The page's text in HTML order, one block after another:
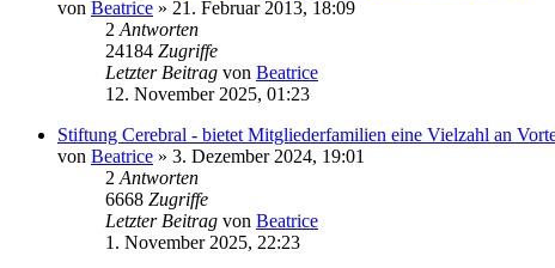
von Beatrice » 21. Februar 2013, 18:09
2 Antworten
24184 Zugriffe
Letzter Beitrag von Beatrice
12. November 2025, 01:23
Stiftung Cerebral - bietet Mitgliederfamilien eine Vielzahl an
von Beatrice » 3. Dezember 2024, 19:01
2 Antworten
6668 Zugriffe
Letzter Beitrag von Beatrice
1. November 2025, 22:23